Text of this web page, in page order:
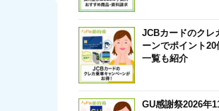
JCBカードのクレ
ーンでポイント
一覧も紹介
GU感謝祭2026年